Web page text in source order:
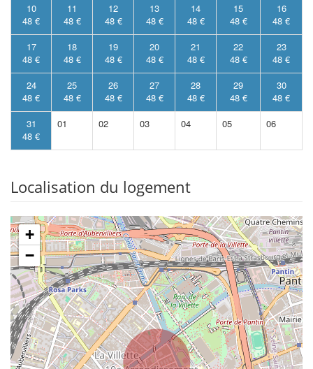
10
48 €
11
48 €
12
48 €
13
48 €
14
48 €
15
48 €
16
48 €
17
48 €
18
48 €
19
48 €
20
48 €
21
48 €
22
48 €
23
48 €
24
48 €
25
48 €
26
48 €
27
48 €
28
48 €
29
48 €
30
48 €
31
48 €
01 02 03 04 05 06
Localisation du logement
+
−